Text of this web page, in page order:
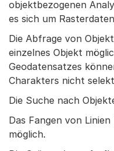
objektbezogenen
es sich um
Die Abfrage von
einzelnes Objekt
Geodatensatzes
Charakters nicht
Die Suche nach
Das Fangen von
möglich.